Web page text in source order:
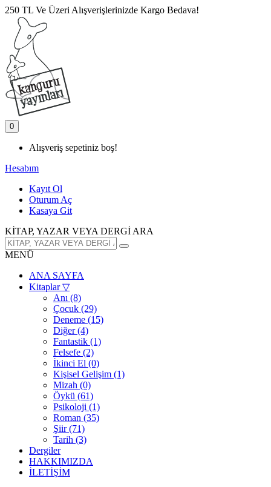
250 TL Ve Üzeri Alışverişlerinizde Kargo Bedava!
0
Alışveriş sepetiniz boş!
Hesabım
Kayıt Ol
Oturum Aç
Kasaya Git
KİTAP, YAZAR VEYA DERGİ ARA
MENÜ
ANA SAYFA
Kitaplar▽
Anı (8)
Çocuk (29)
Deneme (15)
Diğer (4)
Fantastik (1)
Felsefe (2)
İkinci El (0)
Kişisel Gelişim (1)
Mizah (0)
Öykü (61)
Psikoloji (1)
Roman (35)
Şiir (71)
Tarih (3)
Dergiler
HAKKIMIZDA
İLETİŞİM